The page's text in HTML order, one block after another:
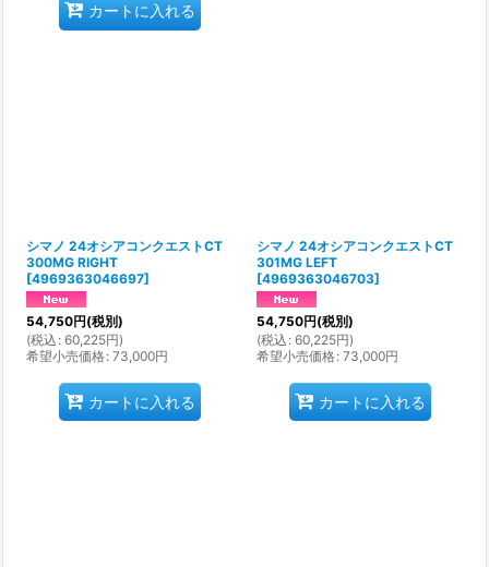
カートに入れる
シマノ 24オシアコンクエストCT
300MG RIGHT
[4969363046697]
54,750円(税別)
(税込 : 60,225円)
希望小売価格: 73,000円
カートに入れる
シマノ 24オシアコンクエストCT
301MG LEFT
[4969363046703]
54,750円(税別)
(税込 : 60,225円)
希望小売価格: 73,000円
カートに入れる